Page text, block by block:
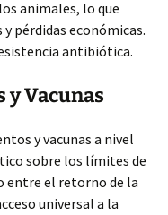
animales, lo que
pérdidas económicas.
antibiótica.
y Vacunas
y vacunas a nivel
sobre los límites de
entre el retorno de la
universal a la